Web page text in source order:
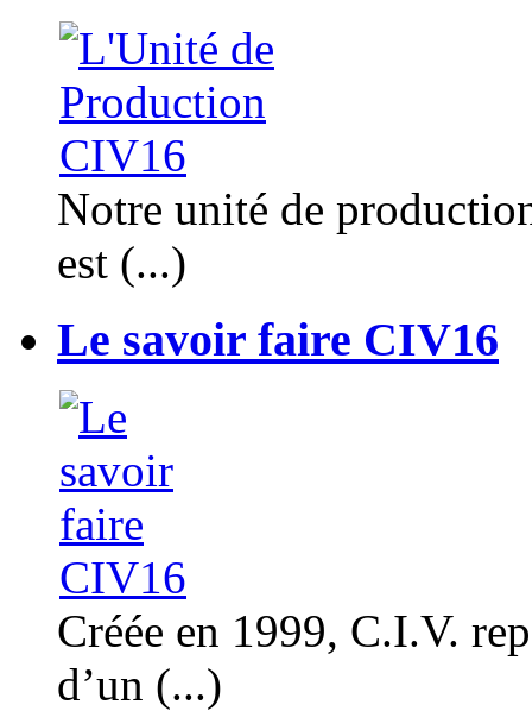
Notre unité de
est (...)
Le savoir faire CIV16
Créée en 1999, C.I.V.
d’un (...)